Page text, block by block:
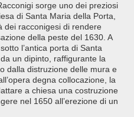
sorge uno dei preziosi
di Santa Maria della Porta,
dei racconigesi di rendere
della peste del 1630. A
l’antica porta di Santa
un dipinto, raffigurante la
dalla distruzione delle mura e
degna collocazione, la
a chiesa una costruzione
nel 1650 all’erezione di un